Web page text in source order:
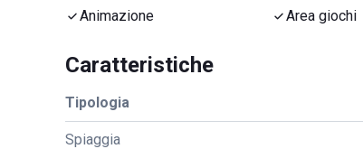
Animazione Area giochi
Caratteristiche
Tipologia
Spiaggia